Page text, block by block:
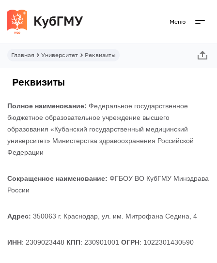
Меню
Главная Университет Реквизиты
Реквизиты
Полное наименование: Федеральное государственное
бюджетное образовательное учреждение высшего
образования «Кубанский государственный медицинский
университет» Министерства здравоохранения Российской
Федерации
Сокращенное наименование: ФГБОУ ВО КубГМУ Минздрава
России
Адрес: 350063 г. Краснодар, ул. им. Митрофана Седина, 4
ИНН: 2309023448 КПП: 230901001 ОГРН: 1022301430590